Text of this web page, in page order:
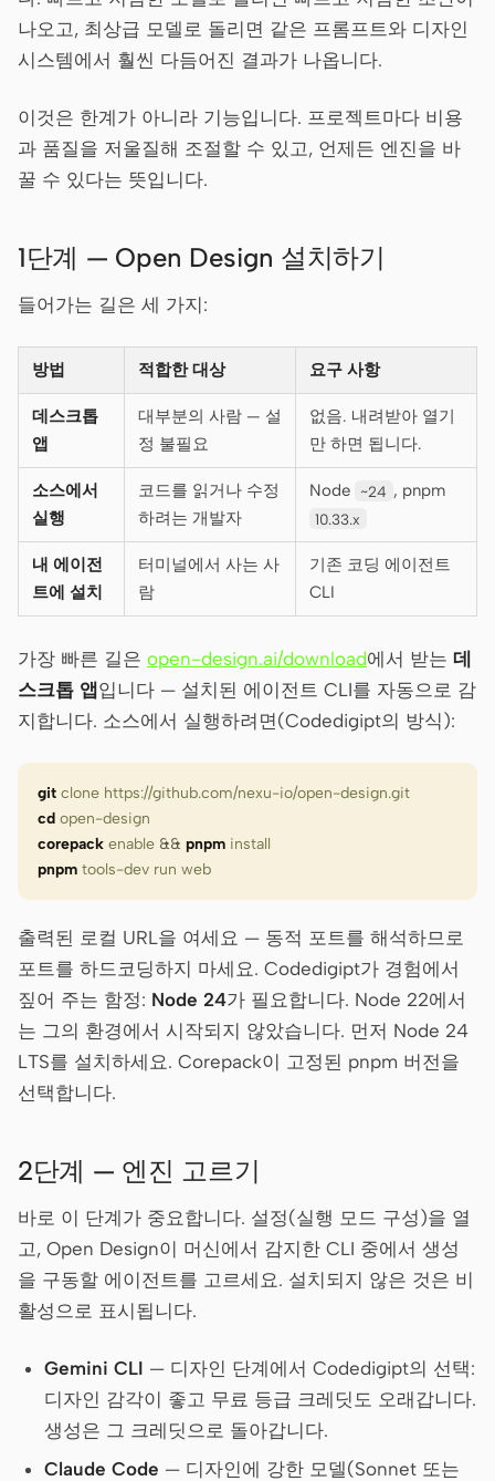
기여자 앰배서더
Discord Discussions
나오고, 최상급 모델로 돌리면 같은 프롬프트와 디자인
시스템에서 훨씬 다듬어진 결과가 나옵니다.
이것은 한계가 아니라 기능입니다. 프로젝트마다 비용
과 품질을 저울질해 조절할 수 있고, 언제든 엔진을 바
꿀 수 있다는 뜻입니다.
1단계 — Open Design 설치하기
들어가는 길은 세 가지:
방법 적합한 대상 요구 사항
데스크톱
앱
대부분의 사람 — 설
정 불필요
없음. 내려받아 열기
만 하면 됩니다.
소스에서
실행
코드를 읽거나 수정
하려는 개발자
Node ~24 , pnpm
10.33.x
내 에이전
트에 설치
터미널에서 사는 사
람
기존 코딩 에이전트
CLI
가장 빠른 길은 open-design.ai/download에서 받는 데
스크톱 앱 입니다 — 설치된 에이전트 CLI를 자동으로 감
지합니다. 소스에서 실행하려면(Codedigipt의 방식):
git clone https://github.com/nexu-io/open-design.git
cd open-design
corepack enable && pnpm install
pnpm tools-dev run web
출력된 로컬 URL을 여세요 — 동적 포트를 해석하므로
포트를 하드코딩하지 마세요. Codedigipt가 경험에서
짚어 주는 함정: Node 24가 필요합니다. Node 22에서
는 그의 환경에서 시작되지 않았습니다. 먼저 Node 24
LTS를 설치하세요. Corepack이 고정된 pnpm 버전을
선택합니다.
2단계 — 엔진 고르기
바로 이 단계가 중요합니다. 설정(실행 모드 구성)을 열
고, Open Design이 머신에서 감지한 CLI 중에서 생성
을 구동할 에이전트를 고르세요. 설치되지 않은 것은 비
활성으로 표시됩니다.
Gemini CLI — 디자인 단계에서 Codedigipt의 선택:
디자인 감각이 좋고 무료 등급 크레딧도 오래갑니다.
생성은 그 크레딧으로 돌아갑니다.
Claude Code — 디자인에 강한 모델(Sonnet 또는